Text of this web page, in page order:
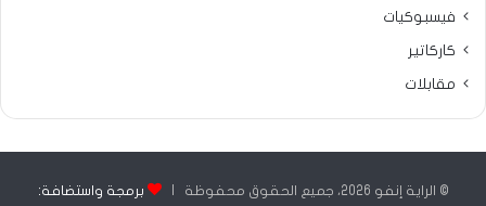
فيسبوكيات
كاركاتير
مقابلات
© الراية إنفو 2026، جميع الحقوق محفوظة | برمجة واستضافة: